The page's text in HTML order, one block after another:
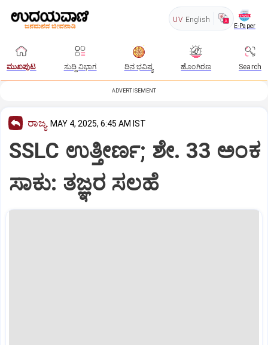
UV English
E-Paper
ಮುಖಪುಟ ಸುದ್ದಿ ವಿಭಾಗ ದಿನ ಭವಿಷ್ಯ ಹೊಂಗಿರಣ Search
ADVERTISEMENT
ರಾಜ್ಯ MAY 4, 2025, 6:45 AM IST
SSLC ಉತ್ತೀರ್ಣ; ಶೇ. 33 ಅಂಕ
ಸಾಕು: ತಜ್ಞರ ಸಲಹೆ